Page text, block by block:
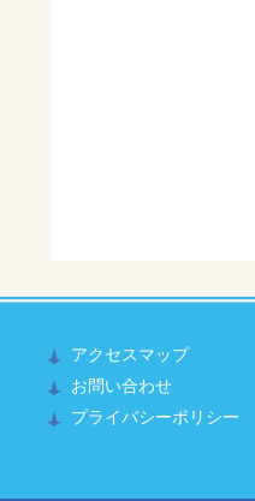
アクセスマップ
お問い合わせ
プライバシーポリシー